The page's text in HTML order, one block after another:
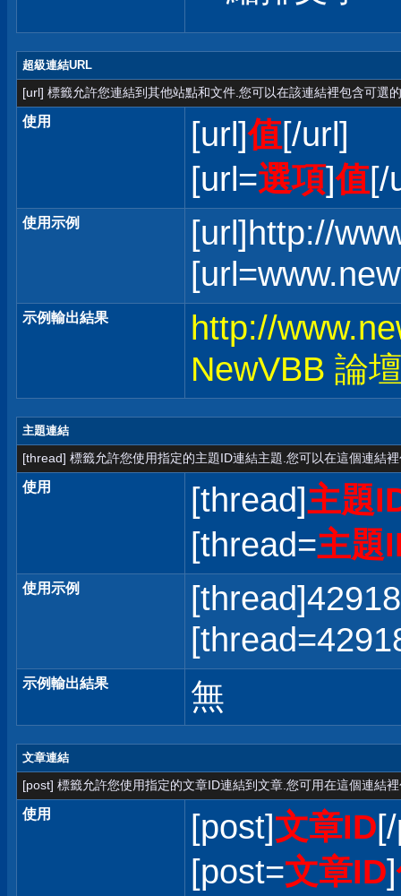
超級連結URL
[url] 標籤允許您連結到其他站點和文件.您可以在該連結裡包含可選
使用 [url]值[/url]
[url=選項]值[/
使用示例
[url]http://
示例輸出結果
http://
NewVBB 論
主題連結
[thread] 標籤允許您使用指定的主題ID連結主題.您可以在這個連結
使用 [thread]主題
[thread=主題
使用示例
示例輸出結果 無
文章連結
[post] 標籤允許您使用指定的文章ID連結到文章.您可用在這個連結
使用 [post]文章ID
[post=文章ID]